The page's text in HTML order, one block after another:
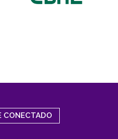
CONECTADO